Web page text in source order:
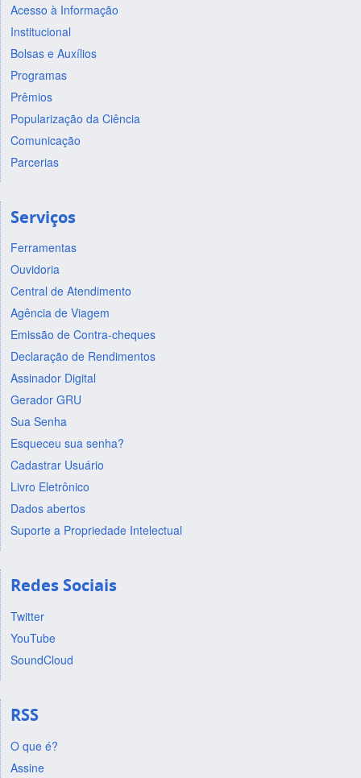
Acesso à Informação
Institucional
Bolsas e Auxílios
Programas
Prêmios
Popularização da Ciência
Comunicação
Parcerias
Serviços
Ferramentas
Ouvidoria
Central de Atendimento
Agência de Viagem
Emissão de Contra-cheques
Declaração de Rendimentos
Assinador Digital
Gerador GRU
Sua Senha
Esqueceu sua senha?
Cadastrar Usuário
Livro Eletrônico
Dados abertos
Suporte a Propriedade Intelectual
Redes Sociais
Twitter
YouTube
SoundCloud
RSS
O que é?
Assine